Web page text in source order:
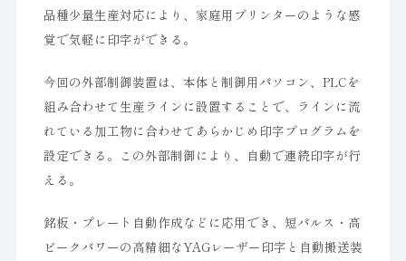
品種少量生産対応により、家庭用プリンターのような感
覚で気軽に印字ができる。
今回の外部制御装置は、本体と制御用パソコン、PLCを
組み合わせて生産ラインに設置することで、ラインに流
れている加工物に合わせてあらかじめ印字プログラムを
設定できる。この外部制御により、自動で連続印字が行
える。
銘板・プレート自動作成などに応用でき、短パルス・高
ピークパワーの高精細なYAGレーザー印字と自動搬送装